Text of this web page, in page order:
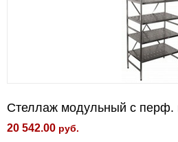
Стеллаж модульный с
20 542.00 руб.